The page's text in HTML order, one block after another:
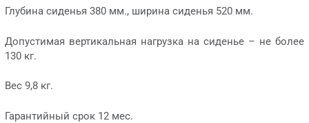
Глубина сиденья 380 мм., ширина сиденья 520 мм.
Допустимая вертикальная нагрузка на сиденье – не более
130 кг.
Вес 9,8 кг.
Гарантийный срок 12 мес.